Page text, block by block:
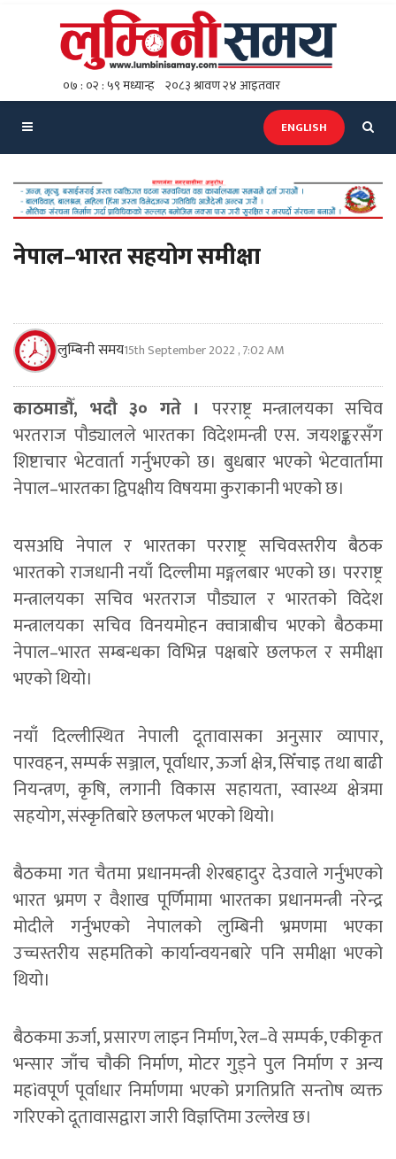
ENGLISH
नेपाल–भारत सहयोग समीक्षा
लुम्बिनी समय15th September 2022 , 7:02 AM
काठमाडौँ, भदौ ३० गते । परराष्ट्र मन्त्रालयका सचिव
भरतराज पौड्यालले भारतका विदेशमन्त्री एस. जयशङ्करसँग
शिष्टाचार भेटवार्ता गर्नुभएको छ। बुधबार भएको भेटवार्तामा
नेपाल–भारतका द्विपक्षीय विषयमा कुराकानी भएको छ।
यसअघि नेपाल र भारतका परराष्ट्र सचिवस्तरीय बैठक
भारतको राजधानी नयाँ दिल्लीमा मङ्गलबार भएको छ। परराष्ट्र
मन्त्रालयका सचिव भरतराज पौड्याल र भारतको विदेश
मन्त्रालयका सचिव विनयमोहन क्वात्राबीच भएको बैठकमा
नेपाल–भारत सम्बन्धका विभिन्न पक्षबारे छलफल र समीक्षा
भएको थियो।
नयाँ दिल्लीस्थित नेपाली दूतावासका अनुसार व्यापार,
पारवहन, सम्पर्क सञ्जाल, पूर्वाधार, ऊर्जा क्षेत्र, सिँचाइ तथा बाढी
नियन्त्रण, कृषि, लगानी विकास सहायता, स्वास्थ्य क्षेत्रमा
सहयोग, संस्कृतिबारे छलफल भएको थियो।
बैठकमा गत चैतमा प्रधानमन्त्री शेरबहादुर देउवाले गर्नुभएको
भारत भ्रमण र वैशाख पूर्णिमामा भारतका प्रधानमन्त्री नरेन्द्र
मोदीले गर्नुभएको नेपालको लुम्बिनी भ्रमणमा भएका
उच्चस्तरीय सहमतिको कार्यान्वयनबारे पनि समीक्षा भएको
थियो।
बैठकमा ऊर्जा, प्रसारण लाइन निर्माण, रेल–वे सम्पर्क, एकीकृत
भन्सार जाँच चौकी निर्माण, मोटर गुड्ने पुल निर्माण र अन्य
महìवपूर्ण पूर्वाधार निर्माणमा भएको प्रगतिप्रति सन्तोष व्यक्त
गरिएको दूतावासद्वारा जारी विज्ञप्तिमा उल्लेख छ।